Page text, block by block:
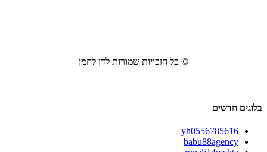
© כל הזכויות שמורות לדן לחמן
בלוגים חדשים
yh0556785616
babu88agency